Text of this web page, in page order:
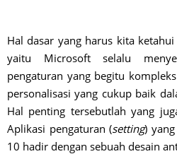
Hal dasar yang harus kita
yaitu Microsoft selalu
pengaturan yang begitu
personalisasi yang cukup baik
Hal penting tersebutlah yang
Aplikasi pengaturan (setting)
10 hadir dengan sebuah desain